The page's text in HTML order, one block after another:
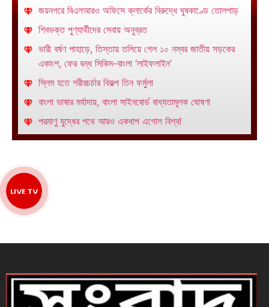
জয়নগরে বিএলআরও অফিসে ক্লার্কের বিরুদ্ধে ঘুষকাণ্ডে তোলপাড়
শিবভক্ত পুণ্যার্থীদের সেবায় অনুব্রত
ভারী বর্ষণ পাহাড়ে, তিস্তায় তলিয়ে গেল ১০ নম্বর জাতীয় সড়কের
একাংশ, ফের বন্ধ সিকিম-বাংলা ‘লাইফলাইন’
স্লিম হতে শরীরচর্চার বিকল্প তিন ফর্মুলা
বাংলা ভাষার মর্যাদায়, বাংলা সাইনবোর্ড বাধ্যতামূলক ঘোষণা
পরমাণু যুদ্ধের পথে আরও একধাপ এগোল বিশ্ব!
LIVE TV